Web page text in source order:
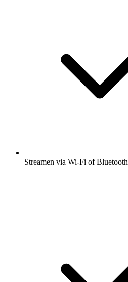
Streamen via Wi-Fi of Bluetooth